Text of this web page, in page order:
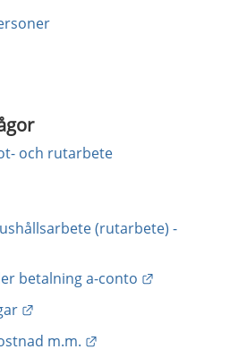
och rutarbete
(rutarbete) -
betalning a-conto
m.m.